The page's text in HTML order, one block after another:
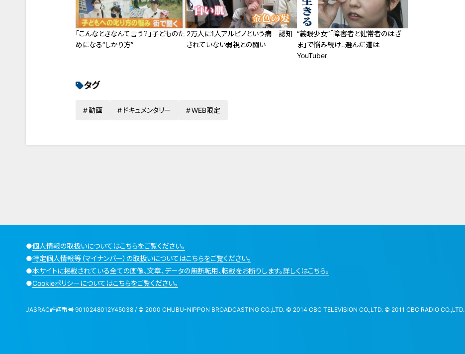
「こんなときなんて言う？」子どものた
めになる“しかり方”
2万人に1人アルビノという病 認知
されていない弱視との闘い
“義眼少女”「障害者と健常者のはざ
ま」で悩み続け‥選んだ道は
YouTuber
タグ
動画 ドキュメンタリー WEB限定
●個人情報の取扱いについてはこちらをご覧ください。
●特定個人情報等（マイナンバー）の取扱いについてはこちらをご覧ください。
●本サイトに掲載されている全ての画像、文章、データの無断転用、転載をお断りします。詳しくはこちら。
●Cookieポリシーについてはこちらをご覧ください。
JASRAC許諾番号 9010248012Y45038 / © 2000 CHUBU-NIPPON BROADCASTING CO.,LTD. © 2014 CBC TELEVISION CO.,LTD. © 2011 CBC RADIO CO.,LTD.